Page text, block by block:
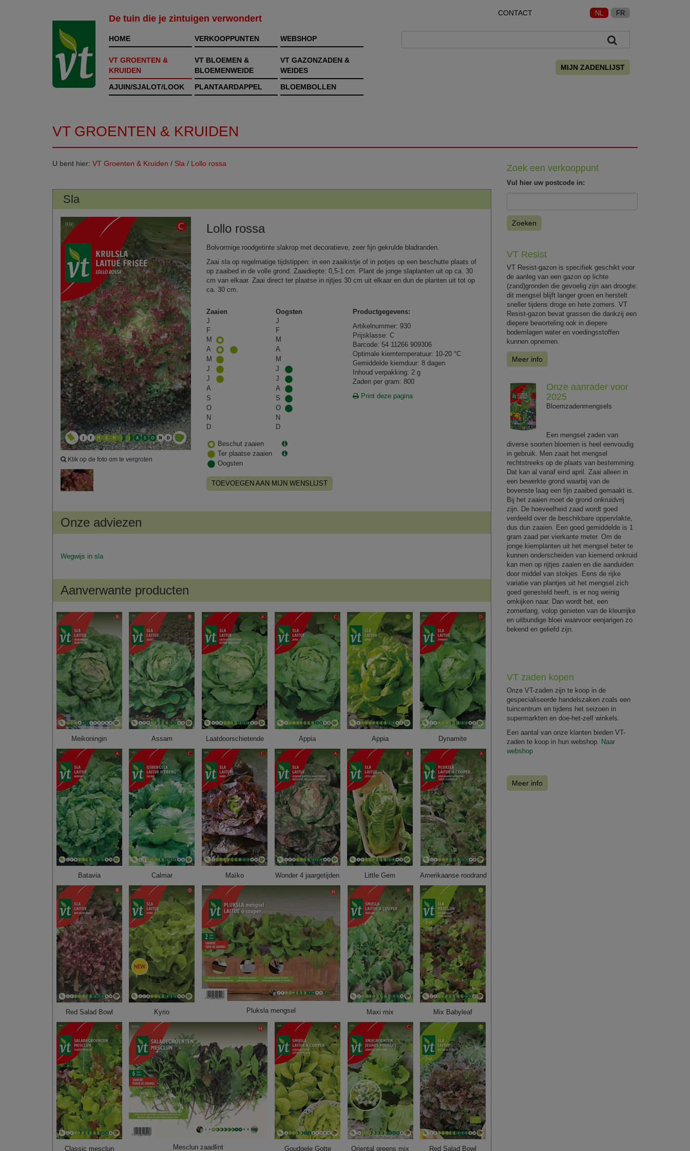
De tuin die je zintuigen verwondert
CONTACT NL FR
HOME VERKOOPPUNTEN WEBSHOP
VT GROENTEN &
KRUIDEN
VT BLOEMEN &
BLOEMENWEIDE
VT GAZONZADEN &
WEIDES
AJUIN/SJALOT/LOOK
PLANTAARDAPPEL BLOEMBOLLEN
MIJN ZADENLIJST
VT GROENTEN & KRUIDEN
U bent hier: VT Groenten & Kruiden / Sla / Lollo rossa
Sla
Klik op de foto om te vergroten
Lollo rossa
Bolvormige roodgetinte slakrop met decoratieve, zeer fijn gekrulde bladranden.
Zaai sla op regelmatige tijdstippen: in een zaaikistje of in potjes op een beschutte plaats of
op zaaibed in de volle grond. Zaaidiepte: 0,5-1 cm. Plant de jonge slaplanten uit op ca. 30
cm van elkaar. Zaai direct ter plaatse in rijtjes 30 cm uit elkaar en dun de planten uit tot op
ca. 30 cm.
Zaaien
Oogsten
J
J
F
F
M
M
A
A
M
M
J
J
J
J
A
A
S
S
O
O
N
N
D
D
Beschut zaaien
Ter plaatse zaaien
Oogsten
TOEVOEGEN AAN MIJN WENSLIJST
Productgegevens:
Artikelnummer: 930
Prijsklasse: C
Barcode: 54 11266 909306
Optimale kiemtemperatuur: 10-20 °C
Gemiddelde kiemduur: 8 dagen
Inhoud verpakking: 2 g
Zaden per gram: 800
Print deze pagina
Onze adviezen
Wegwijs in sla
Aanverwante producten
Meikoningin Assam Laatdoorschietende Appia Appia Dynamite
Batavia Calmar Maïko Wonder 4 jaargetijden Little Gem Amerikaanse roodrand
Red Salad Bowl Kyrio Pluksla mengsel Maxi mix Mix Babyleaf
Classic mesclun Mesclun zaadlint Goudgele Gotte Oriental greens mix Red Salad Bowl
Zoek een verkooppunt
Vul hier uw postcode in:
Zoeken
VT Resist
VT Resist-gazon is specifiek geschikt voor
de aanleg van een gazon op lichte
(zand)gronden die gevoelig zijn aan droogte:
dit mengsel blijft langer groen en herstelt
sneller tijdens droge en hete zomers. VT
Resist-gazon bevat grassen die dankzij een
diepere beworteling ook in diepere
bodemlagen water en voedingsstoffen
kunnen opnemen.
Meer info
Onze aanrader voor
2025
Bloemzadenmengsels
Een mengsel zaden van
diverse soorten bloemen is heel eenvoudig
in gebruik. Men zaait het mengsel
rechtstreeks op de plaats van bestemming.
Dat kan al vanaf eind april. Zaai alleen in
een bewerkte grond waarbij van de
bovenste laag een fijn zaaibed gemaakt is.
Bij het zaaien moet de grond onkruidvrij
zijn. De hoeveelheid zaad wordt goed
verdeeld over de beschikbare oppervlakte,
dus dun zaaien. Een goed gemiddelde is 1
gram zaad per vierkante meter. Om de
jonge kiemplanten uit het mengsel beter te
kunnen onderscheiden van kiemend onkruid
kan men op rijtjes zaaien en die aanduiden
door middel van stokjes. Eens de rijke
variatie van plantjes uit het mengsel zich
goed genesteld heeft, is er nog weinig
omkijken naar. Dan wordt het, een
zomerlang, volop genieten van de kleurrijke
en uitbundige bloei waarvoor eenjarigen zo
bekend en geliefd zijn.
VT zaden kopen
Onze VT-zaden zijn te koop in de
gespecialiseerde handelszaken zoals een
tuincentrum en tijdens het seizoen in
supermarkten en doe-het-zelf winkels.
Een aantal van onze klanten bieden VT-
zaden te koop in hun webshop. Naar
webshop
Meer info